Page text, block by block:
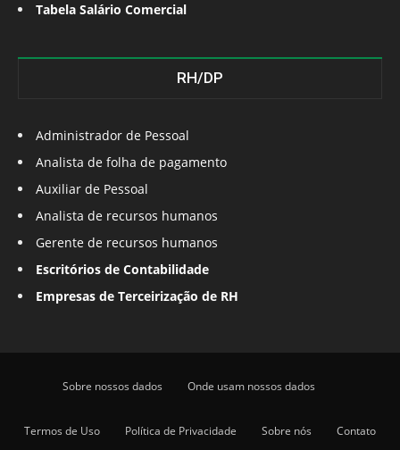
Tabela Salário Comercial
RH/DP
Administrador de Pessoal
Analista de folha de pagamento
Auxiliar de Pessoal
Analista de recursos humanos
Gerente de recursos humanos
Escritórios de Contabilidade
Empresas de Terceirização de RH
Sobre nossos dados Onde usam nossos dados
Termos de Uso Política de Privacidade Sobre nós Contato